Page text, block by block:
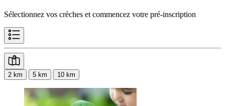
Sélectionnez vos crèches et commencez votre pré-inscription
2 km 5 km 10 km